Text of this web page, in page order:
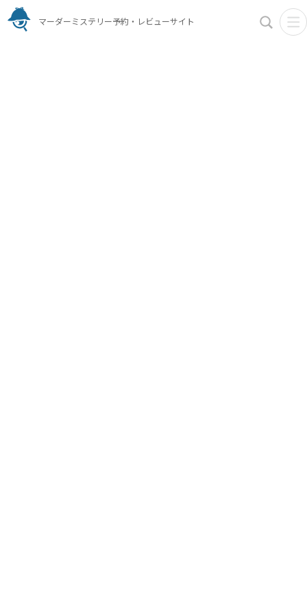
マーダーミステリー予約・レビューサイト